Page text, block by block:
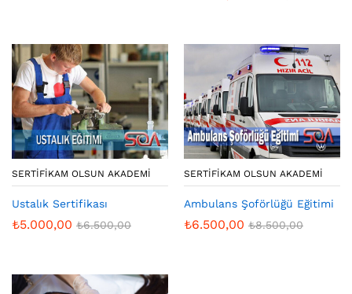
SERTIFIKAM OLSUN AKADEMI
Ustalık Sertifikası
₺5.000,00 ₺6.500,00
SERTIFIKAM OLSUN AKADEMI
Ambulans Şoförlüğü Eğitimi
₺6.500,00 ₺8.500,00